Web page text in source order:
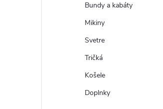
Bundy a kabáty
Mikiny
Svetre
Tričká
Košele
Doplnky